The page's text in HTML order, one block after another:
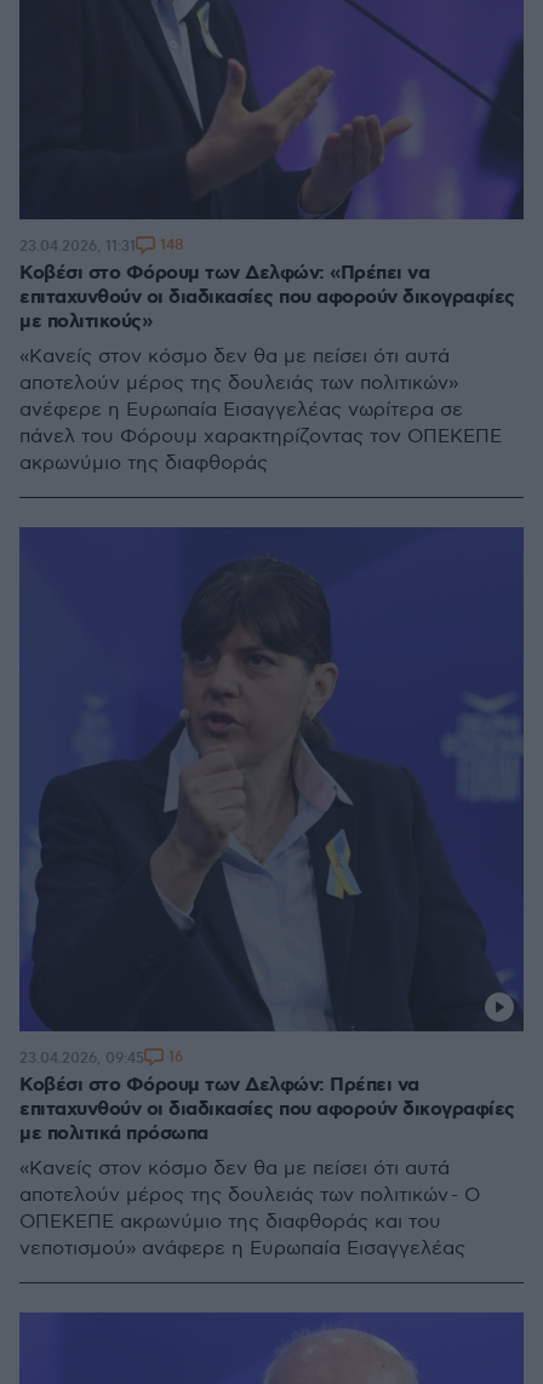
Κοβέσι στο Φόρουμ των Δελφών: «Πρέπει να
επιταχυνθούν οι διαδικασίες που αφορούν δικογραφίες
με πολιτικούς»
«Κανείς στον κόσμο δεν θα με πείσει ότι αυτά
αποτελούν μέρος της δουλειάς των πολιτικών»
ανέφερε η Ευρωπαία Εισαγγελέας νωρίτερα σε
πάνελ του Φόρουμ χαρακτηρίζοντας τον ΟΠΕΚΕΠΕ
ακρωνύμιο της διαφθοράς
23.04.2026, 11:31 148
Κοβέσι στο Φόρουμ των Δελφών: Πρέπει να
επιταχυνθούν οι διαδικασίες που αφορούν δικογραφίες
με πολιτικά πρόσωπα
«Κανείς στον κόσμο δεν θα με πείσει ότι αυτά
αποτελούν μέρος της δουλειάς των πολιτικών - Ο
ΟΠΕΚΕΠΕ ακρωνύμιο της διαφθοράς και του
νεποτισμού» ανάφερε η Ευρωπαία Εισαγγελέας
23.04.2026, 09:45 16